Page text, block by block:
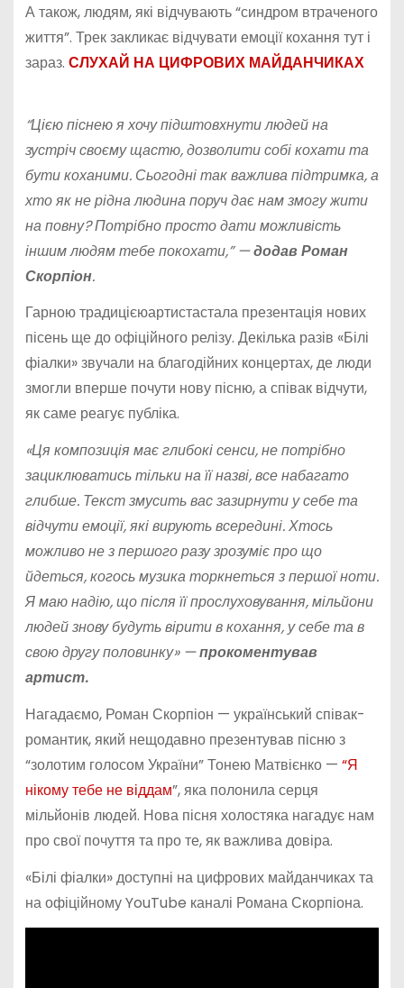
А також, людям, які відчувають “синдром втраченого
життя”. Трек закликає відчувати емоції кохання тут і
зараз. СЛУХАЙ НА ЦИФРОВИХ МАЙДАНЧИКАХ
“Цією піснею я хочу підштовхнути людей на
зустріч своєму щастю, дозволити собі кохати та
бути коханими. Сьогодні так важлива підтримка, а
хто як не рідна людина поруч дає нам змогу жити
на повну? Потрібно просто дати можливість
іншим людям тебе покохати,” —додав Роман
Скорпіон.
Гарною традицієюартистастала презентація нових
пісень ще до офіційного релізу. Декілька разів «Білі
фіалки» звучали на благодійних концертах, де люди
змогли вперше почути нову пісню, а співак відчути,
як саме реагує публіка.
«Ця композиція має глибокі сенси, не потрібно
зациклюватись тільки на її назві, все набагато
глибше. Текст змусить вас зазирнути у себе та
відчути емоції, які вирують всередині. Хтось
можливо не з першого разу зрозуміє про що
йдеться, когось музика торкнеться з першої ноти.
Я маю надію, що після її прослуховування, мільйони
людей знову будуть вірити в кохання, у себе та в
свою другу половинку» —прокоментував
артист.
Нагадаємо, Роман Скорпіон — український співак-
романтик, який нещодавно презентував пісню з
“золотим голосом України” Тонею Матвієнко — “Я
нікому тебе не віддам”, яка полонила серця
мільйонів людей. Нова пісня холостяка нагадує нам
про свої почуття та про те, як важлива довіра.
«Білі фіалки» доступні на цифрових майданчиках та
на офіційному YouTube каналі Романа Скорпіона.